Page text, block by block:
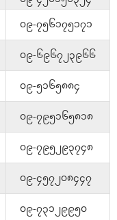
၀၉-၇၅၆၁၇၅၁၇၁
၀၉-၆၉၆၇၂၃၉၆၆
၀၉-၅၁၆၅၈၈၄
၀၉-၇၉၅၁၆၅၈၁၈
၀၉-၇၉၅၂၉၃၇၄၈
၀၉-၄၅၇၂၀၈၄၄၇
၀၉-၇၃၁၂၉၉၅၀